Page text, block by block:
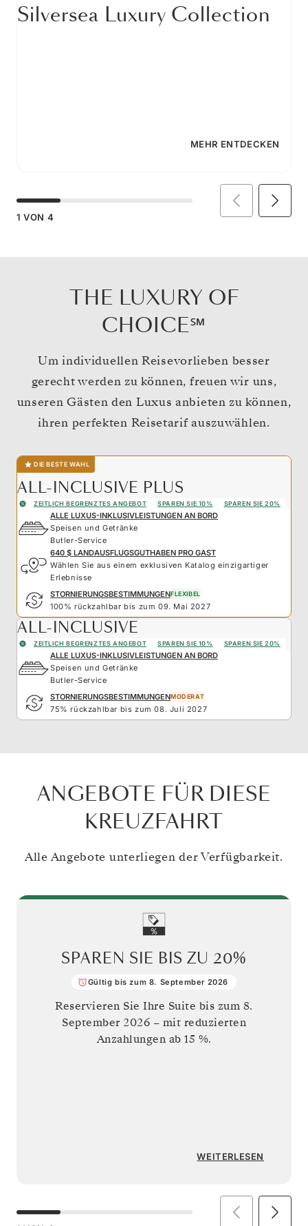
Silversea Luxury Collection
MEHR ENTDECKEN
1 VON 4
THE LUXURY OF
CHOICE℠
Um individuellen Reisevorlieben besser
gerecht werden zu können, freuen wir uns,
unseren Gästen den Luxus anbieten zu können,
ihren perfekten Reisetarif auszuwählen.
DIE BESTE WAHL
ALL-INCLUSIVE PLUS
ZEITLICH BEGRENZTES ANGEBOT SPAREN SIE 10% SPAREN SIE 20%
ALLE LUXUS-INKLUSIVLEISTUNGEN AN BORD
Speisen und Getränke
Butler-Service
640 $ LANDAUSFLUGSGUTHABEN PRO GAST
Wählen Sie aus einem exklusiven Katalog einzigartiger
Erlebnisse
STORNIERUNGSBESTIMMUNGENFLEXIBEL
100% rückzahlbar bis zum 09. Mai 2027
ALL-INCLUSIVE
ZEITLICH BEGRENZTES ANGEBOT SPAREN SIE 10% SPAREN SIE 20%
ALLE LUXUS-INKLUSIVLEISTUNGEN AN BORD
Speisen und Getränke
Butler-Service
STORNIERUNGSBESTIMMUNGENMODERAT
75% rückzahlbar bis zum 08. Juli 2027
ANGEBOTE FÜR DIESE
KREUZFAHRT
Alle Angebote unterliegen der Verfügbarkeit.
SPAREN SIE BIS ZU 20%
Gültig bis zum 8. September 2026
Reservieren Sie Ihre Suite bis zum 8.
September 2026 – mit reduzierten
Anzahlungen ab 15 %.
WEITERLESEN